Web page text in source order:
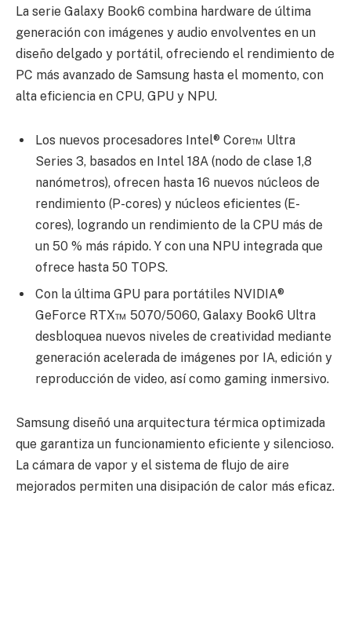
La serie Galaxy Book6 combina hardware de última
generación con imágenes y audio envolventes en un
diseño delgado y portátil, ofreciendo el rendimiento de
PC más avanzado de Samsung hasta el momento, con
alta eficiencia en CPU, GPU y NPU.
Los nuevos procesadores Intel® Core™ Ultra
Series 3, basados en Intel 18A (nodo de clase 1,8
nanómetros), ofrecen hasta 16 nuevos núcleos de
rendimiento (P-cores) y núcleos eficientes (E-
cores), logrando un rendimiento de la CPU más de
un 50 % más rápido. Y con una NPU integrada que
ofrece hasta 50 TOPS.
Con la última GPU para portátiles NVIDIA®
GeForce RTX™ 5070/5060, Galaxy Book6 Ultra
desbloquea nuevos niveles de creatividad mediante
generación acelerada de imágenes por IA, edición y
reproducción de video, así como gaming inmersivo.
Samsung diseñó una arquitectura térmica optimizada
que garantiza un funcionamiento eficiente y silencioso.
La cámara de vapor y el sistema de flujo de aire
mejorados permiten una disipación de calor más eficaz.